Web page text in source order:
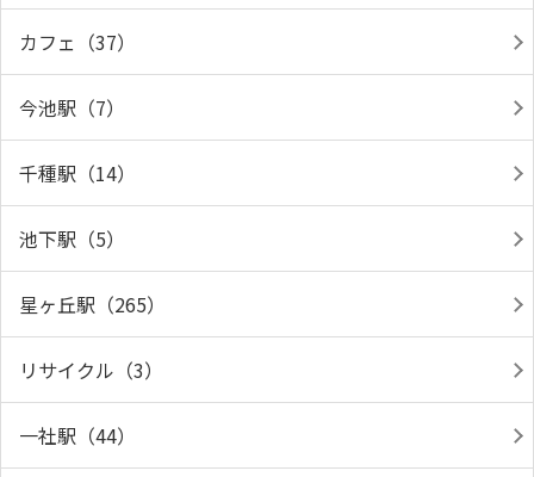
カフェ（37）
今池駅（7）
千種駅（14）
池下駅（5）
星ヶ丘駅（265）
リサイクル（3）
一社駅（44）